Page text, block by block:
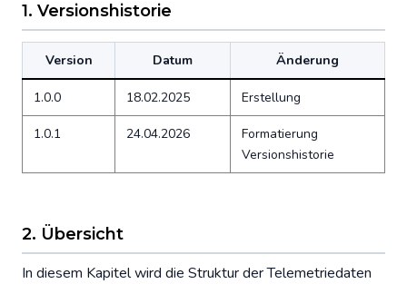
1. Versionshistorie
Version Datum Änderung
1.0.0 18.02.2025 Erstellung
1.0.1 24.04.2026
Formatierung
Versionshistorie
2. Übersicht
In diesem Kapitel wird die Struktur der Telemetriedaten